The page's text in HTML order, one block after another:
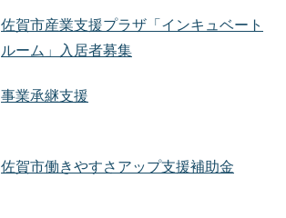
佐賀市産業支援プラザ「インキュベート
ルーム」入居者募集
事業承継支援
佐賀市働きやすさアップ支援補助金